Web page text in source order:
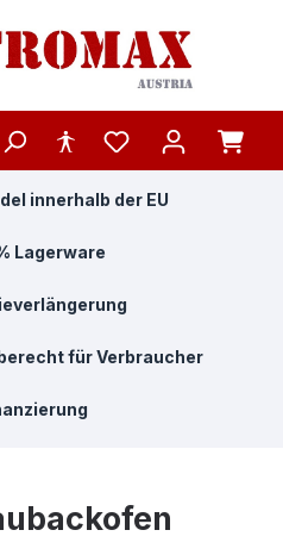
innerhalb der EU
Lagerware
für Verbraucher